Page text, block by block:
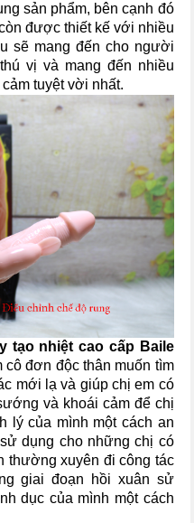
sản phẩm, bên cạnh đó
được thiết kế với nhiều
sẽ mang đến cho người
vị và mang đến nhiều
tuyệt vời nhất.
tạo nhiệt cao cấp Baile
đơn độc thân muốn tìm
mới lạ và giúp chị em có
và khoái cảm để chị
lý của mình một cách an
dụng cho những chị có
thường xuyên đi công tác
giai đoạn hồi xuân sử
dục của mình một cách